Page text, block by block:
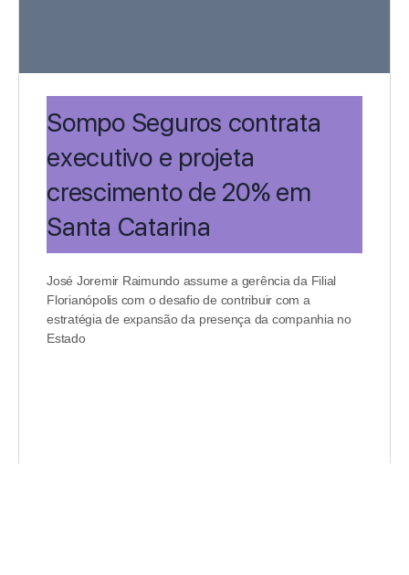
Sompo Seguros contrata
executivo e projeta
crescimento de 20% em
Santa Catarina
José Joremir Raimundo assume a gerência da Filial
Florianópolis com o desafio de contribuir com a
estratégia de expansão da presença da companhia no
Estado